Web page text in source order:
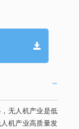
无人机产业是低
机产业高质量发